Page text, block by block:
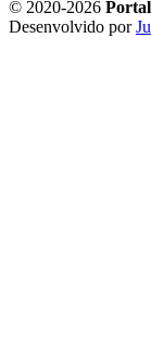
© 2020-2026
Desenvolvido por